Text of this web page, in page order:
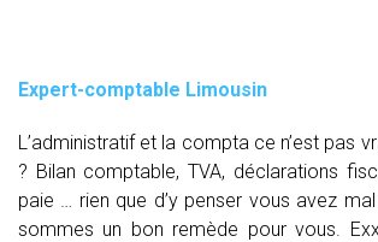
Expert-comptable Limousin
L’administratif et la compta ce n’est pas
? Bilan comptable, TVA, déclarations
paie … rien que d’y penser vous avez
sommes un bon remède pour vous.